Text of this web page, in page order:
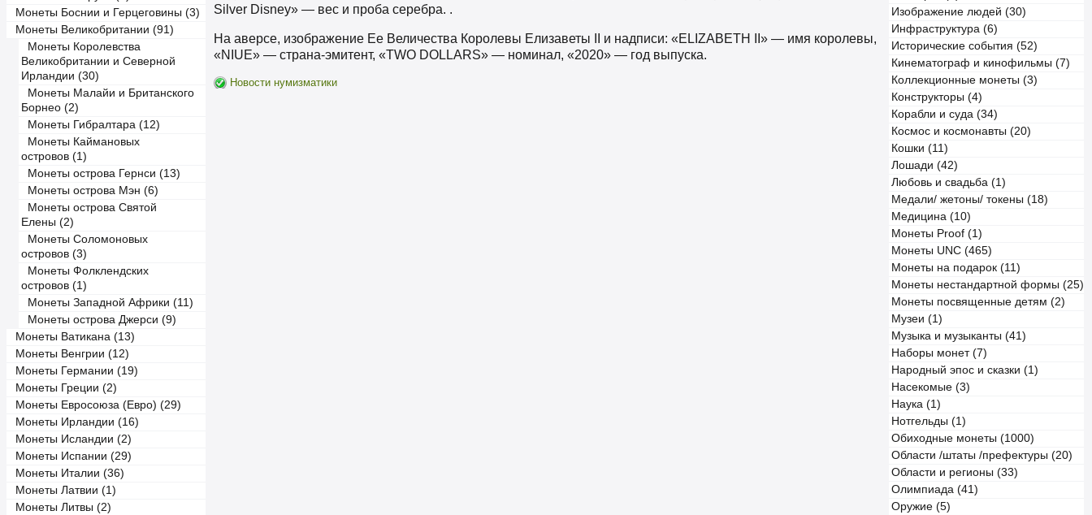
Монеты Боснии и Герцеговины (3)
Монеты Великобритании (91)
Монеты Королевства
Великобритании и Северной
Ирландии (30)
Монеты Малайи и Британского
Борнео (2)
Монеты Гибралтара (12)
Монеты Каймановых
островов (1)
Монеты острова Гернси (13)
Монеты острова Мэн (6)
Монеты острова Святой
Елены (2)
Монеты Соломоновых
островов (3)
Монеты Фолклендских
островов (1)
Монеты Западной Африки (11)
Монеты острова Джерси (9)
Монеты Ватикана (13)
Монеты Венгрии (12)
Монеты Германии (19)
Монеты Греции (2)
Монеты Евросоюза (Евро) (29)
Монеты Ирландии (16)
Монеты Исландии (2)
Монеты Испании (29)
Монеты Италии (36)
Монеты Латвии (1)
Монеты Литвы (2)
Изображение людей (30)
Инфраструктура (6)
Исторические события (52)
Кинематограф и кинофильмы (7)
Коллекционные монеты (3)
Конструкторы (4)
Корабли и суда (34)
Космос и космонавты (20)
Кошки (11)
Лошади (42)
Любовь и свадьба (1)
Медали/ жетоны/ токены (18)
Медицина (10)
Монеты Proof (1)
Монеты UNC (465)
Монеты на подарок (11)
Монеты нестандартной формы (25)
Монеты посвященные детям (2)
Музеи (1)
Музыка и музыканты (41)
Наборы монет (7)
Народный эпос и сказки (1)
Насекомые (3)
Наука (1)
Нотгельды (1)
Обиходные монеты (1000)
Области /штаты /префектуры (20)
Области и регионы (33)
Олимпиада (41)
Оружие (5)
Silver Disney» — вес и проба серебра. .
На аверсе, изображение Ее Величества Королевы Елизаветы II и надписи: «ELIZABETH II» — имя королевы,
«NIUE» — страна-эмитент, «TWO DOLLARS» — номинал, «2020» — год выпуска.
Новости нумизматики